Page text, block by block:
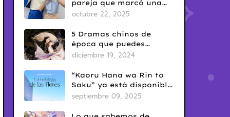
pareja que marcó una
era en el BL tailandés
octubre 22, 2025
5 Dramas chinos de
época que puedes
disfrutar en Netflix
diciembre 19, 2024
“Kaoru Hana wa Rin to
Saku” ya está disponible
en Netflix: romance
clásico
septiembre 09, 2025